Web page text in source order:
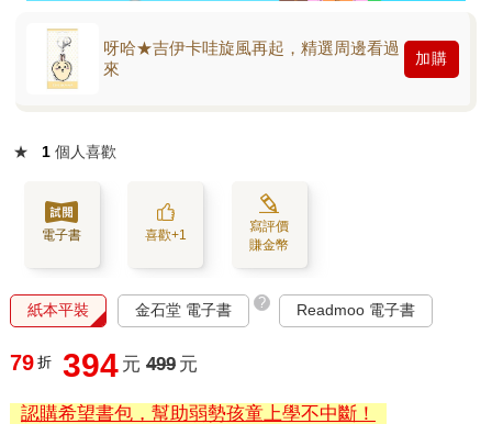
呀哈★吉伊卡哇旋風再起，精選周邊看過
來
加購
★ 1 個人喜歡
電子書 喜歡+1
寫評價
賺金幣
紙本平裝 金石堂 電子書 ? Readmoo 電子書
79 折 394 元 499 元
認購希望書包，幫助弱勢孩童上學不中斷！